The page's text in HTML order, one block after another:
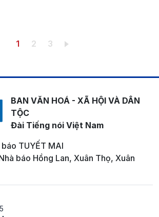
Trang hiện thời
1 Trang
2 Trang
3
BAN VĂN HOÁ - XÃ HỘI VÀ DÂN
TỘC
Đài Tiếng nói Việt Nam
TUYẾT MAI
báo Hồng Lan, Xuân Thọ, Xuân